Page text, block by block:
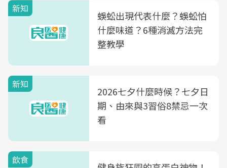
新知
蜈蚣出現代表什麼？蜈蚣怕
什麼味道？6種消滅方法完
整教學
新知
2026七夕什麼時候？七夕日
期、由來與3習俗8禁忌一次
看
飲食